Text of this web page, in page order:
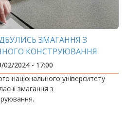
ЗМАГАННЯ З
КОНСТРУЮВАННЯ
02/2024 - 17:00
національного університету
змагання з